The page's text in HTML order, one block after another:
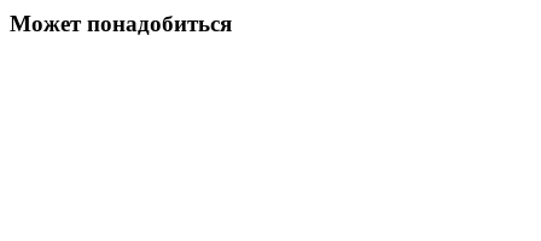
Может понадобиться